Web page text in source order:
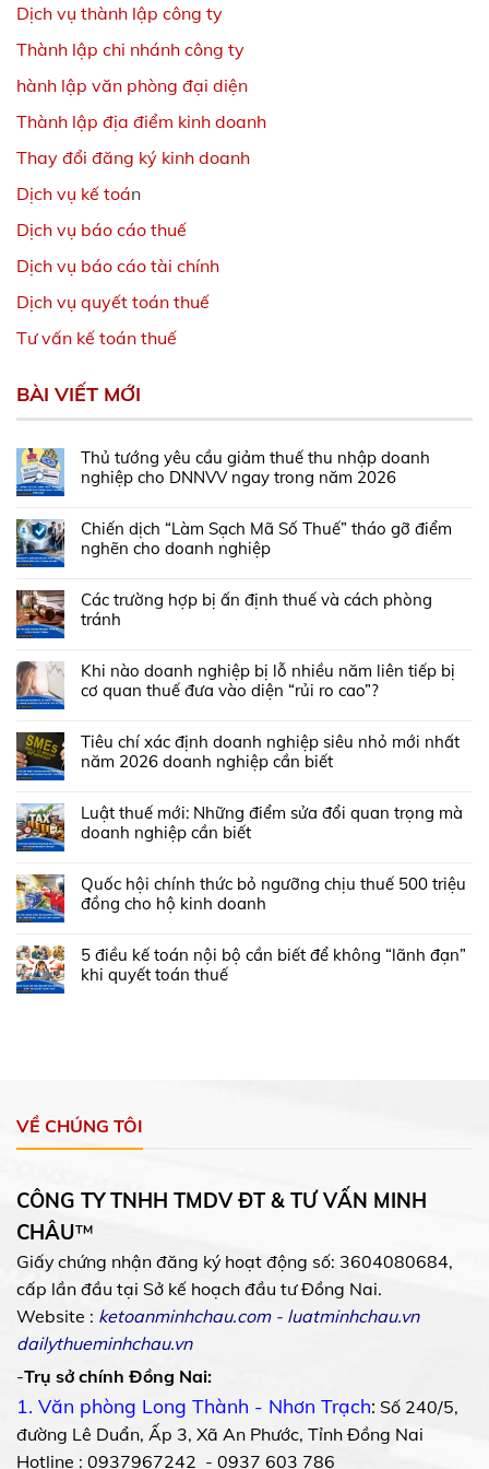
Dịch vụ thành lập công ty
Thành lập chi nhánh công ty
hành lập văn phòng đại diện
Thành lập địa điểm kinh doanh
Thay đổi đăng ký kinh doanh
Dịch vụ kế toán
Dịch vụ báo cáo thuế
Dịch vụ báo cáo tài chính
Dịch vụ quyết toán thuế
Tư vấn kế toán thuế
BÀI VIẾT MỚI
Thủ tướng yêu cầu giảm thuế thu nhập doanh
nghiệp cho DNNVV ngay trong năm 2026
Chiến dịch “Làm Sạch Mã Số Thuế” tháo gỡ điểm
nghẽn cho doanh nghiệp
Các trường hợp bị ấn định thuế và cách phòng
tránh
Khi nào doanh nghiệp bị lỗ nhiều năm liên tiếp bị
cơ quan thuế đưa vào diện “rủi ro cao”?
Tiêu chí xác định doanh nghiệp siêu nhỏ mới nhất
năm 2026 doanh nghiệp cần biết
Luật thuế mới: Những điểm sửa đổi quan trọng mà
doanh nghiệp cần biết
Quốc hội chính thức bỏ ngưỡng chịu thuế 500 triệu
đồng cho hộ kinh doanh
5 điều kế toán nội bộ cần biết để không “lãnh đạn”
khi quyết toán thuế
VỀ CHÚNG TÔI
CÔNG TY TNHH TMDV ĐT & TƯ VẤN MINH
CHÂU™
Giấy chứng nhận đăng ký hoạt động số: 3604080684,
cấp lần đầu tại Sở kế hoạch đầu tư Đồng Nai.
Website : ketoanminhchau.com- luatminhchau.vn
dailythueminhchau.vn
-Trụ sở chính Đồng Nai:
1. Văn phòng Long Thành - Nhơn Trạch: Số 240/5,
đường Lê Duẩn, Ấp 3, Xã An Phước, Tỉnh Đồng Nai
Hotline : 0937967242 - 0937 603 786